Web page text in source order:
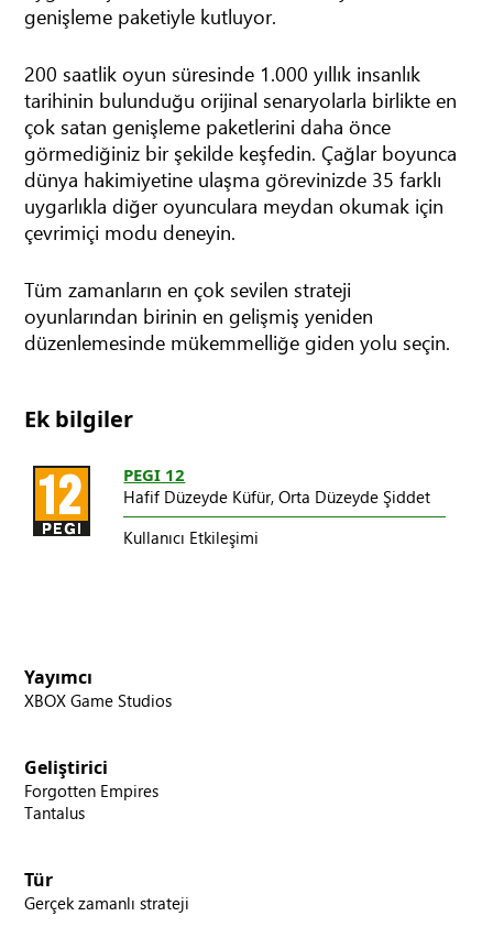
genişleme paketiyle kutluyor.
200 saatlik oyun süresinde 1.000 yıllık insanlık
tarihinin bulunduğu orijinal senaryolarla birlikte en
çok satan genişleme paketlerini daha önce
görmediğiniz bir şekilde keşfedin. Çağlar boyunca
dünya hakimiyetine ulaşma görevinizde 35 farklı
uygarlıkla diğer oyunculara meydan okumak için
çevrimiçi modu deneyin.
Tüm zamanların en çok sevilen strateji
oyunlarından birinin en gelişmiş yeniden
düzenlemesinde mükemmelliğe giden yolu seçin.
Ek bilgiler
PEGI 12
Hafif Düzeyde Küfür, Orta Düzeyde Şiddet
Kullanıcı Etkileşimi
Yayımcı
XBOX Game Studios
Geliştirici
Forgotten Empires
Tantalus
Tür
Gerçek zamanlı strateji